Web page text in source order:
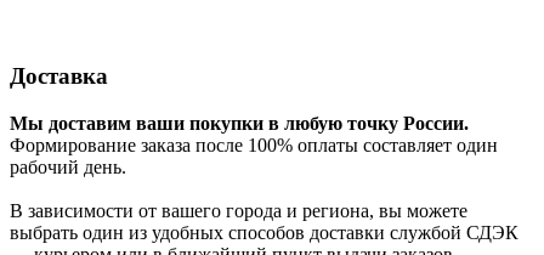
Доставка
Мы доставим ваши покупки в любую точку России.
Формирование заказа после 100% оплаты составляет один
рабочий день.
В зависимости от вашего города и региона, вы можете
выбрать один из удобных способов доставки службой СДЭК